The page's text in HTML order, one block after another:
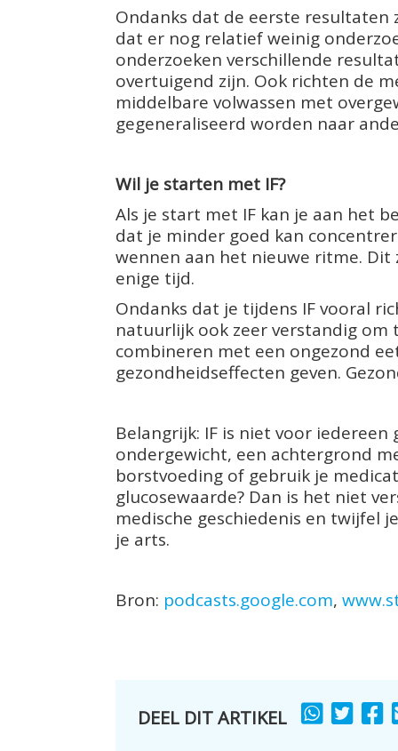
Ondanks dat de eerste
dat er nog relatief weinig
onderzoeken verschillende
overtuigend zijn. Ook richten de
middelbare volwassen met
gegeneraliseerd worden naar
Wil je starten met IF?
Als je start met IF kan je aan het
dat je minder goed kan
wennen aan het nieuwe ritme.
enige tijd.
Ondanks dat je tijdens IF vooral
natuurlijk ook zeer verstandig
combineren met een ongezond
gezondheidseffecten geven.
Belangrijk: IF is niet voor
ondergewicht, een achtergrond
borstvoeding of gebruik je
glucosewaarde? Dan is het niet
medische geschiedenis en twijfel
je arts.
Bron: podcasts.google.com,
DEEL DIT ARTIKEL SHARE SHARE